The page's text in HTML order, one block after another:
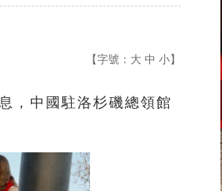
【字號： 大 中 小】
，中國駐洛杉磯總領館